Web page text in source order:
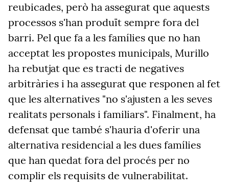
reubicades, però ha assegurat que aquests
processos s'han produït sempre fora del
barri. Pel que fa a les famílies que no han
acceptat les propostes municipals, Murillo
ha rebutjat que es tracti de negatives
arbitràries i ha assegurat que responen al fet
que les alternatives "no s'ajusten a les seves
realitats personals i familiars". Finalment, ha
defensat que també s'hauria d'oferir una
alternativa residencial a les dues famílies
que han quedat fora del procés per no
complir els requisits de vulnerabilitat.